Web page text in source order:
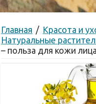
Главная / Красота и
Натуральные
– польза для кожи лица